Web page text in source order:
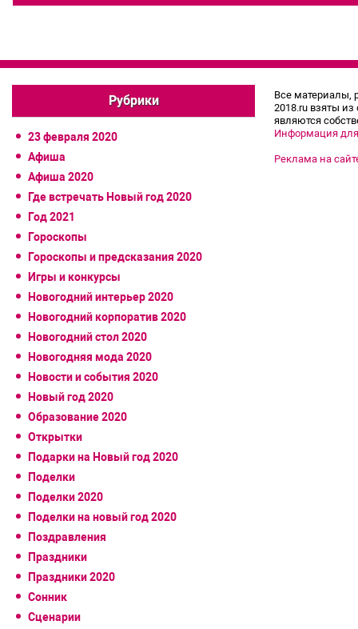
Рубрики
23 февраля 2020
Афиша
Афиша 2020
Где встречать Новый год 2020
Год 2021
Гороскопы
Гороскопы и предсказания 2020
Игры и конкурсы
Новогодний интерьер 2020
Новогодний корпоратив 2020
Новогодний стол 2020
Новогодняя мода 2020
Новости и события 2020
Новый год 2020
Образование 2020
Открытки
Подарки на Новый год 2020
Поделки
Поделки 2020
Поделки на новый год 2020
Поздравления
Праздники
Праздники 2020
Сонник
Сценарии
Все материалы,
2018.ru взяты
являются
Информация
Реклама на